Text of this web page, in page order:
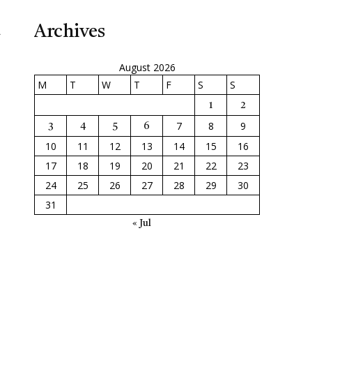
Archives
August 2026
M
T W T F S S
1 2
3 4 5 6 7 8
9
10
11 12 13 14 15
16
17
18 19 20 21 22
23
24
25 26 27 28 29
30
31
« Jul